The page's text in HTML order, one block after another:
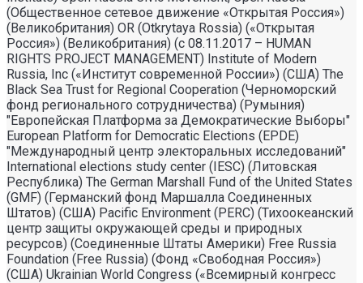
(Общественное сетевое движение «Открытая Россия»)
(Великобритания) OR (Otkrytaya Rossia) («Открытая
Россия») (Великобритания) (с 08.11.2017 – HUMAN
RIGHTS PROJECT MANAGEMENT) Institute of Modern
Russia, Inc («Институт современной России») (США) The
Black Sea Trust for Regional Cooperation (Черноморский
фонд регионального сотрудничества) (Румыния)
"Европейская Платформа за Демократические Выборы"
European Platform for Democratic Elections (EPDE)
"Международный центр электоральных исследований"
International elections study center (IESC) (Литовская
Республика) The German Marshall Fund of the United States
(GMF) (Германский фонд Маршалла Соединенных
Штатов) (США) Pacific Environment (PERC) (Тихоокеанский
центр защиты окружающей среды и природных
ресурсов) (Соединенные Штаты Америки) Free Russia
Foundation (Free Russia) (Фонд «Свободная Россия»)
(США) Ukrainian World Congress («Всемирный конгресс